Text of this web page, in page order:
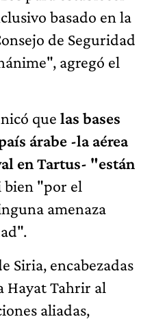
basado en la
de Seguridad
agregó el
que las bases
árabe -la aérea
en Tartus- "están
bien "por el
amenaza
Siria, encabezadas
Hayat Tahrir al
aliadas,